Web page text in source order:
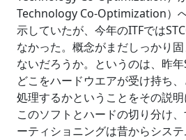
Technology Co-Optimization）
示していたが、今年のITFでは
なかった。概念がまだしっかり
ないだろうか。というのは、昨
どこをハードウエアが受け持ち
処理するかということをその説
このソフトとハードの切り分け
ーティショニングは昔からシス